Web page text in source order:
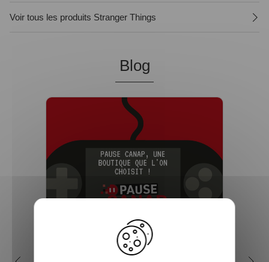
Voir tous les produits Stranger Things
Blog
5 bonnes raisons de choisir